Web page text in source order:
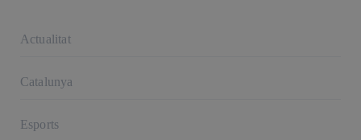
Actualitat
Catalunya
Esports